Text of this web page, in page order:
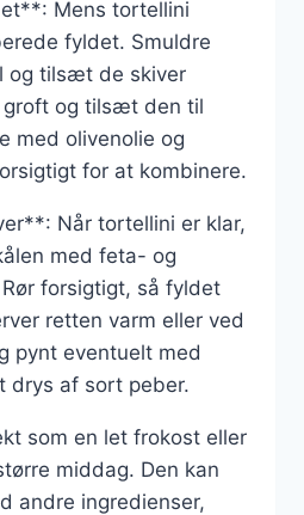
Mens tortellini
fyldet. Smuldre
og tilsæt de skiver
groft og tilsæt den til
med olivenolie og
for at kombinere.
Når tortellini er klar,
med feta- og
forsigtigt, så fyldet
retten varm eller ved
pynt eventuelt med
drys af sort peber.
som en let frokost eller
middag. Den kan
andre ingredienser,